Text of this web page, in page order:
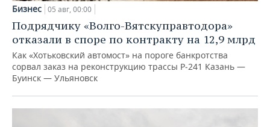
Бизнес 05 авг, 00:00
Подрядчику «Волго-Вятскуправтодора»
отказали в споре по контракту на 12,9 млрд
Как «Хотьковский автомост» на пороге банкротства
сорвал заказ на реконструкцию трассы Р‑241 Казань —
Буинск — Ульяновск